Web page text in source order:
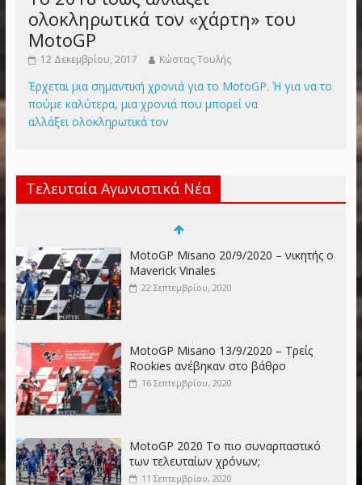
ολοκληρωτικά τον «χάρτη» του
MotoGP
12 Δεκεμβρίου, 2017 Κώστας Τουλής
Έρχεται μια σημαντική χρονιά για το MotoGP. Ή για να το
πούμε καλύτερα, μια χρονιά που μπορεί να
αλλάξει ολοκληρωτικά τον
Τελευταία Αγωνιστικά Νέα
MotoGP Misano 20/9/2020 – νικητής ο
Maverick Vinales
22 Σεπτεμβρίου, 2020
MotoGP Misano 13/9/2020 – Τρείς
Rookies ανέβηκαν στο βάθρο
16 Σεπτεμβρίου, 2020
MotoGP 2020 Το πιο συναρπαστικό
των τελευταίων χρόνων;
11 Σεπτεμβρίου, 2020